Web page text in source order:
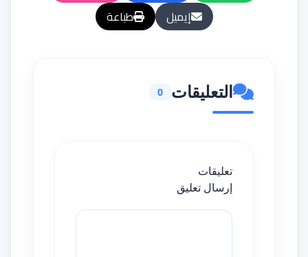
إيميل
طباعة
التعليقات 0
تعليقات
إرسال تعليق